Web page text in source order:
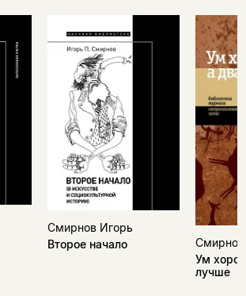
Смирнов Игорь
Второе начало
Ум
лучше